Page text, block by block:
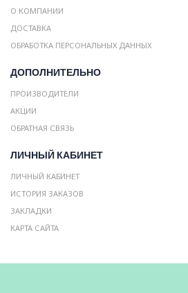
О КОМПАНИИ
ДОСТАВКА
ОБРАБОТКА ПЕРСОНАЛЬНЫХ ДАННЫХ
ДОПОЛНИТЕЛЬНО
ПРОИЗВОДИТЕЛИ
АКЦИИ
ОБРАТНАЯ СВЯЗЬ
ЛИЧНЫЙ КАБИНЕТ
ЛИЧНЫЙ КАБИНЕТ
ИСТОРИЯ ЗАКАЗОВ
ЗАКЛАДКИ
КАРТА САЙТА